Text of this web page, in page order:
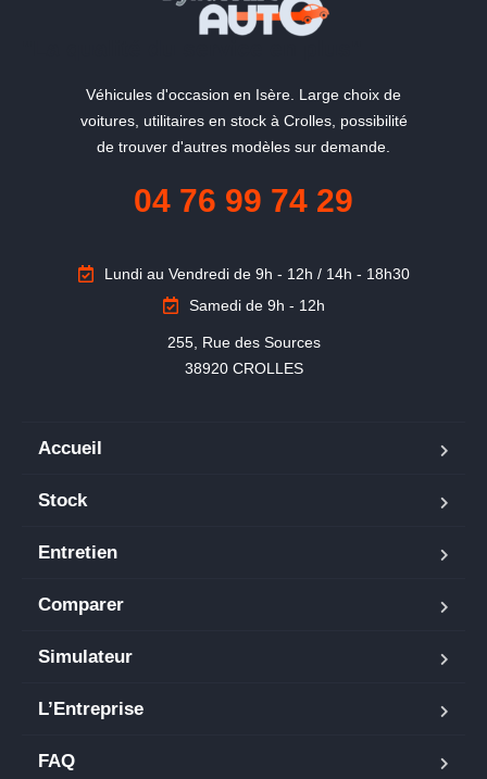
Véhicules d'occasion en Isère. Large choix de
voitures, utilitaires en stock à Crolles, possibilité
de trouver d'autres modèles sur demande.
04 76 99 74 29
Lundi au Vendredi de 9h - 12h / 14h - 18h30
Samedi de 9h - 12h
255, Rue des Sources
38920 CROLLES
Accueil
Stock
Entretien
Comparer
Simulateur
L’Entreprise
FAQ